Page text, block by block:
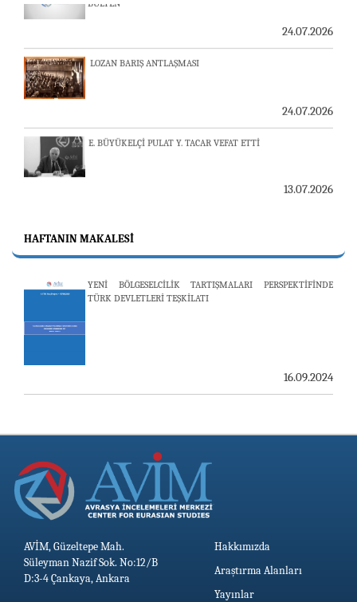
19.06.2026
HAFTANIN MAKALESI
YENİ BÖLGESELCİLİK TARTIŞMALARI PERSPEKTİFİNDE
TÜRK DEVLETLERİ TEŞKİLATI
16.09.2024
AVİM, Güzeltepe Mah.
Süleyman Nazif Sok. No:12/B
D:3-4 Çankaya, Ankara
Hakkımızda
Araştırma Alanları
Yayınlar